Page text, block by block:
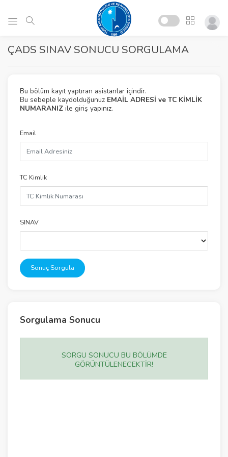
ÇADS SINAV SONUCU SORGULAMA
Bu bölüm kayıt yaptıran asistanlar içindir.
Bu sebeple kaydolduğunuz EMAİL ADRESİ ve TC KİMLİK
NUMARANIZ ile giriş yapınız.
Email
TC Kimlik
SINAV
Sonuç Sorgula
Sorgulama Sonucu
SORGU SONUCU BU BÖLÜMDE
GÖRÜNTÜLENECEKTİR!